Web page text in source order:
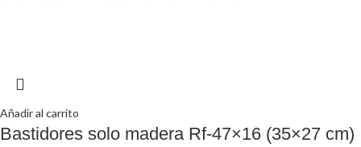
Añadir al carrito
Bastidores solo madera Rf-47×16 (35×27 cm)